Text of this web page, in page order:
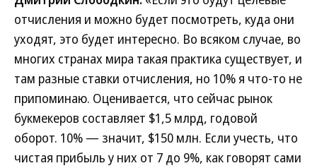
отчисления и можно будет посмотреть, куда они
уходят, это будет интересно. Во всяком случае, во
многих странах мира такая практика существует, и
там разные ставки отчисления, но 10% я что-то не
припоминаю. Оценивается, что сейчас рынок
букмекеров составляет $1,5 млрд, годовой
оборот. 10% — значит, $150 млн. Если учесть, что
чистая прибыль у них от 7 до 9%, как говорят сами